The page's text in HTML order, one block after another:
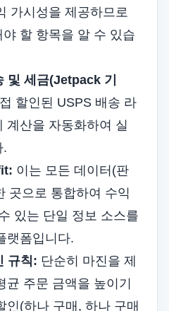
가시성을 제공하므로
할 항목을 알 수 있습
세금(Jetpack 기
할인된 USPS 배송 라
계산을 자동화하여 실
.
이는 모든 데이터(판
곳으로 통합하여 수익
있는 단일 정보 소스를
랫폼입니다.
규칙: 단순히 마진을 제
주문 금액을 높이기
인(하나 구매, 하나 구매